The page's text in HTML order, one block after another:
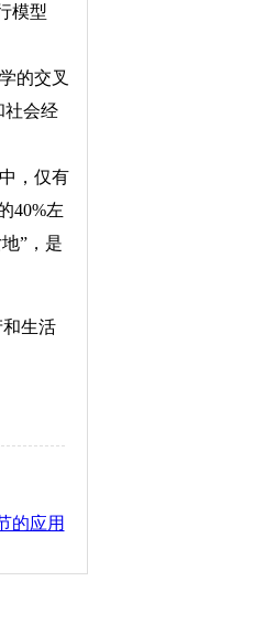
模型
的交叉
社会经
，仅有
40%左
”，是
生活
的应用